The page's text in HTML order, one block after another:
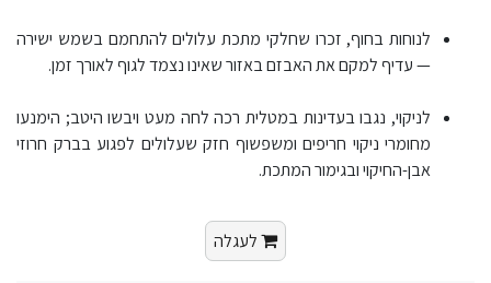
לנוחות בחוף, זכרו שחלקי מתכת עלולים להתחמם בשמש ישירה
— עדיף למקם את האבזם באזור שאינו נצמד לגוף לאורך זמן.
לניקוי, נגבו בעדינות במטלית רכה לחה מעט ויבשו היטב; הימנעו
מחומרי ניקוי חריפים ומשפשוף חזק שעלולים לפגוע בברק חרוזי
אבן-החיקוי ובגימור המתכת.
לעגלה